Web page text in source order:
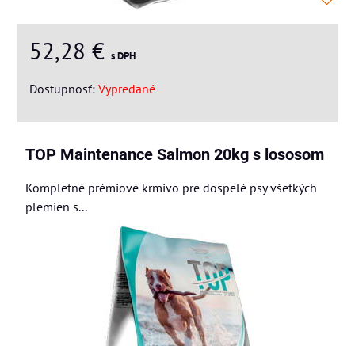
52,28 € s DPH
Dostupnosť: Vypredané
TOP Maintenance Salmon 20kg s lososom
Kompletné prémiové krmivo pre dospelé psy všetkých
plemien s...